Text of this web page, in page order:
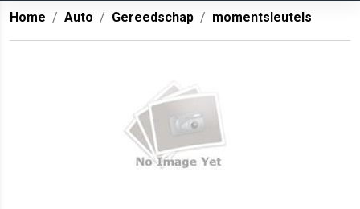
Home Auto Gereedschap momentsleutels